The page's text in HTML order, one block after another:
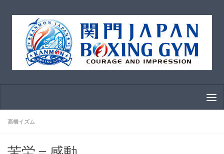
コンテンツへスキップ
高橋イズム